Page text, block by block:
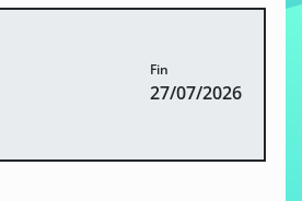
Fin
27/07/2026